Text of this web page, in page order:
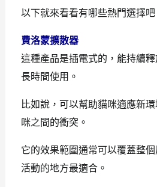
以下就來看看有哪些熱門選擇吧
費洛蒙擴散器
這種產品是插電式的，能持續
長時間使用。
比如說，可以幫助貓咪適應新
咪之間的衝突。
它的效果範圍通常可以覆蓋整
活動的地方最適合。